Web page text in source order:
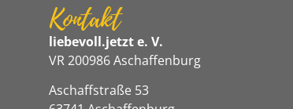
Kontakt
liebevoll.jetzt e. V.
VR 200986 Aschaffenburg
Aschaffstraße 53